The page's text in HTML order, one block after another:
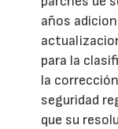
años
para la
la
seguridad
que su